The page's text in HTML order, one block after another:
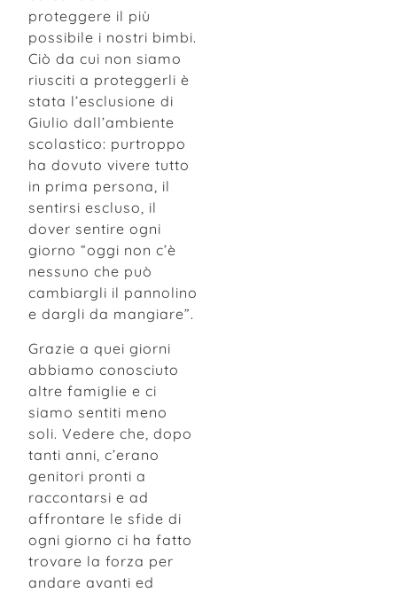
proteggere il più
possibile i nostri bimbi.
Ciò da cui non siamo
riusciti a proteggerli è
stata l’esclusione di
Giulio dall’ambiente
scolastico: purtroppo
ha dovuto vivere tutto
in prima persona, il
sentirsi escluso, il
dover sentire ogni
giorno “oggi non c’è
nessuno che può
cambiargli il pannolino
e dargli da mangiare”.
Grazie a quei giorni
abbiamo conosciuto
altre famiglie e ci
siamo sentiti meno
soli. Vedere che, dopo
tanti anni, c’erano
genitori pronti a
raccontarsi e ad
affrontare le sfide di
ogni giorno ci ha fatto
trovare la forza per
andare avanti ed